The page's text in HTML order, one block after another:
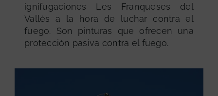
ignifugaciones Les Franqueses del
Vallès a la hora de luchar contra el
fuego. Son pinturas que ofrecen una
protección pasiva contra el fuego.